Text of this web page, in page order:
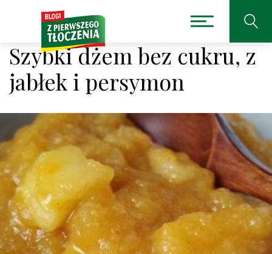
Szybki dżem bez cukru, z
jabłek i persymon